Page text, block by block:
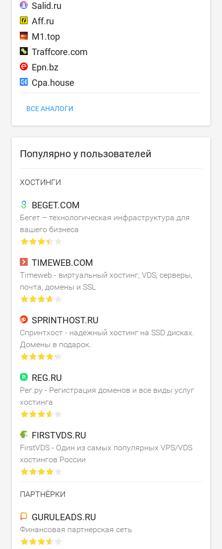
Salid.ru
Aff.ru
M1.top
Traffcore.com
Epn.bz
Cpa.house
ВСЕ АНАЛОГИ
Популярно у пользователей
ХОСТИНГИ
BEGET.COM
Бегет – технологическая инфраструктура для
вашего бизнеса
TIMEWEB.COM
Timeweb - виртуальный хостинг, VDS, серверы,
почта, домены и SSL
SPRINTHOST.RU
Спринтхост - надежный хостинг на SSD дисках.
Домены в подарок.
REG.RU
Рег.ру - Регистрация доменов и все виды услуг
хостинга
FIRSTVDS.RU
FirstVDS - Один из самых популярных VPS/VDS
хостингов России
ПАРТНЁРКИ
GURULEADS.RU
Финансовая партнерская сеть